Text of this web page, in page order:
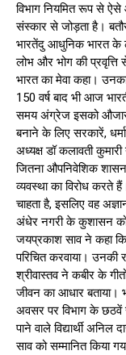
विभाग नियमित रूप से ऐसे
संस्कार से जोड़ता है।
भारतेंदु आधुनिक भारत के
लोभ और भोग की
भारत का मेवा कहा।
150 वर्ष बाद भी आज
समय अंग्रेज इसको औजार
बनाने के लिए सरकारें,
अध्यक्ष डॉ कलावती
जितना औपनिवेशिक
व्यवस्था का विरोध करते
चाहता है, इसलिए वह
अंधेर नगरी के कुशासन को
जयप्रकाश साव ने कहा
परिचित करवाया।
श्रीवास्तव ने कबीर के
जीवन का आधार बताया।
अवसर पर विभाग के छठवें
पाने वाले विद्यार्थी
साव को सम्मानित किया